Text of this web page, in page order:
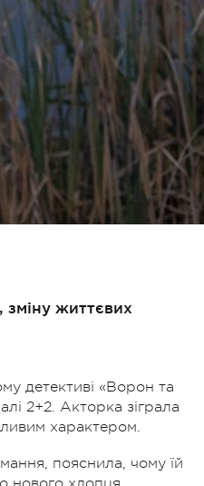
життєвих
детективі «Ворон та
2+2. Акторка зіграла
характером.
пояснила, чому їй